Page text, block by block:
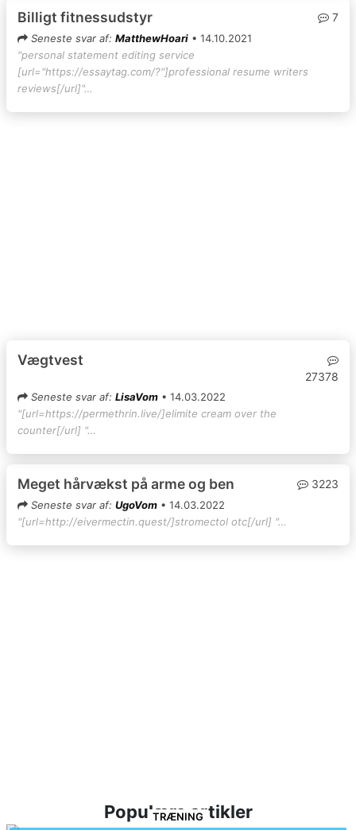
Billigt fitnessudstyr 7
Seneste svar af: MatthewHoari • 14.10.2021
"personal statement editing service
[url="https://essaytag.com/?"]professional resume writers
reviews[/url]"…
Vægtvest
27378
Seneste svar af: LisaVom • 14.03.2022
"[url=https://permethrin.live/]elimite cream over the
counter[/url] "…
Meget hårvækst på arme og ben 3223
Seneste svar af: UgoVom • 14.03.2022
"[url=http://eivermectin.quest/]stromectol otc[/url] "…
Populære artikler
TRÆNING